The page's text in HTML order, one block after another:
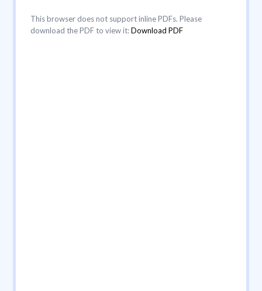
This browser does not support inline PDFs. Please
download the PDF to view it:Download PDF